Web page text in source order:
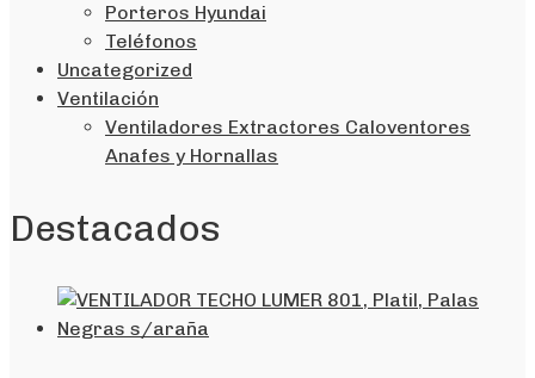
Porteros Hyundai
Teléfonos
Uncategorized
Ventilación
Ventiladores Extractores Caloventores
Anafes y Hornallas
Destacados